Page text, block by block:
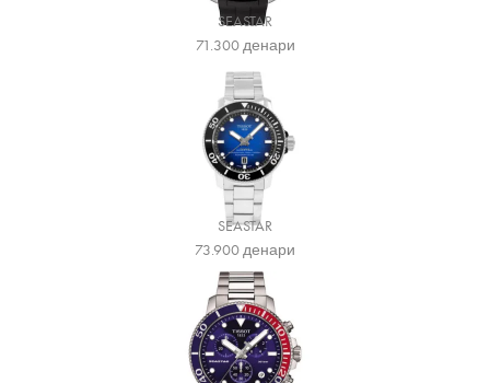
SEASTAR
71.300денари
SEASTAR
73.900денари